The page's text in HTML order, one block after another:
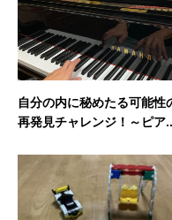
自分の内に秘めたる可能性
再発見チャレンジ！～ピア